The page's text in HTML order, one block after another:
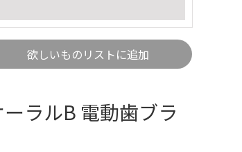
欲しいものリストに追加
ラルB 電動歯ブラ